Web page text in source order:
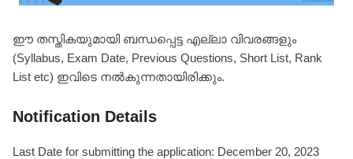
ഈ തസ്തികയുമായി ബന്ധപ്പെട്ട എല്ലാ വിവരങ്ങളും
(Syllabus, Exam Date, Previous Questions, Short List, Rank
List etc) ഇവിടെ നൽകുന്നതായിരിക്കും.
Notification Details
Last Date for submitting the application: December 20, 2023